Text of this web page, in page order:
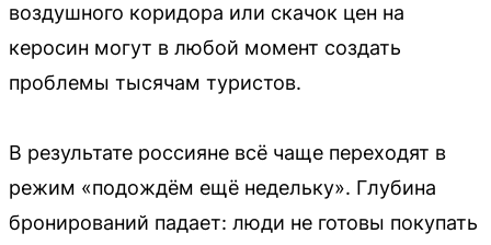
воздушного коридора или скачок цен на
керосин могут в любой момент создать
проблемы тысячам туристов.
В результате россияне всё чаще переходят в
режим «подождём ещё недельку». Глубина
бронирований падает: люди не готовы покупать